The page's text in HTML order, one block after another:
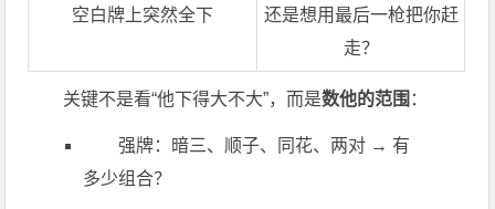
空白牌上突然全下
还是想用最后一枪把你赶
走？
关键不是看“他下得大不大”，而是数他的范围 ：
强牌：暗三、顺子、同花、两对 → 有
多少组合？